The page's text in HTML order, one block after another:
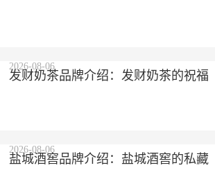
发财奶茶品牌介绍：发财奶茶的祝福
2026-08-06
盐城酒窖品牌介绍：盐城酒窖的私藏
2026-08-06